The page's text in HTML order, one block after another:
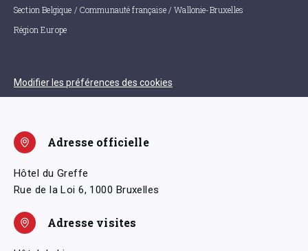
Section Belgique / Communauté française / Wallonie-Bruxelles
Région Europe
Modifier les préférences des cookies
Adresse officielle
Hôtel du Greffe
Rue de la Loi 6, 1000 Bruxelles
Adresse visites